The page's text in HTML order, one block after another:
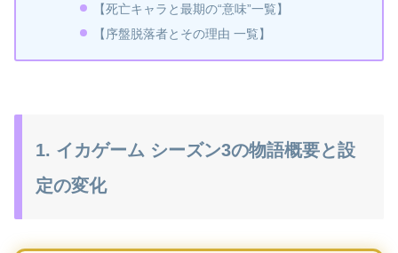
【死亡キャラと最期の“意味”一覧】
【序盤脱落者とその理由 一覧】
1. イカゲーム シーズン3の物語概要と設
定の変化